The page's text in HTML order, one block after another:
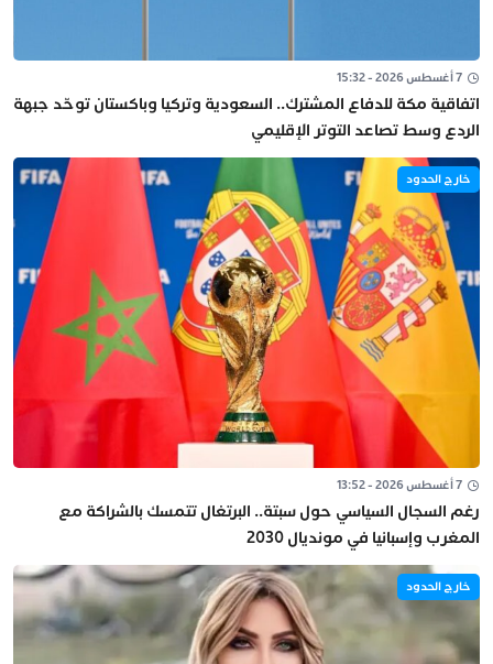
7 أغسطس 2026 - 15:32
اتفاقية مكة للدفاع المشترك.. السعودية وتركيا وباكستان توحّد جبهة
الردع وسط تصاعد التوتر الإقليمي
خارج الحدود
7 أغسطس 2026 - 13:52
رغم السجال السياسي حول سبتة.. البرتغال تتمسك بالشراكة مع
المغرب وإسبانيا في مونديال 2030
خارج الحدود